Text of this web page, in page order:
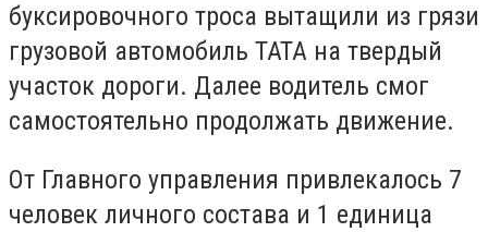
буксировочного троса вытащили из грязи
грузовой автомобиль ТАТА на твердый
участок дороги. Далее водитель смог
самостоятельно продолжать движение.
От Главного управления привлекалось 7
человек личного состава и 1 единица